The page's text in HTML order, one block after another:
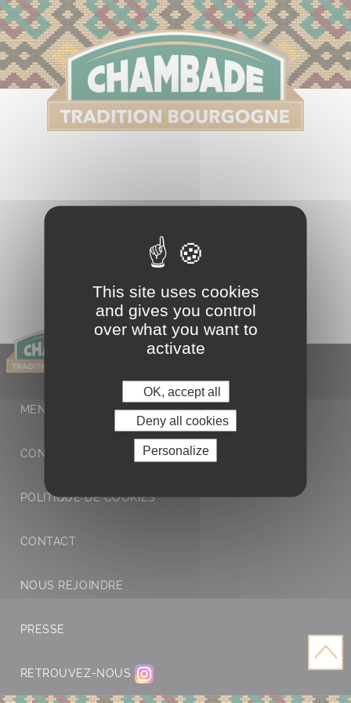
MENTIONS LÉGALES ET POLITIQUE DE
CONFIDENTIALITÉ
POLITIQUE DE COOKIES
CONTACT
NOUS REJOINDRE
PRESSE
RETROUVEZ-NOUS
This site uses cookies
and gives you control
over what you want to
activate
OK, accept all
Deny all cookies
Personalize